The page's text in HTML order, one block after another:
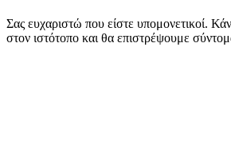
Σας ευχαριστώ που είστε υπομονετικοί.
στον ιστότοπο και θα επιστρέψουμε